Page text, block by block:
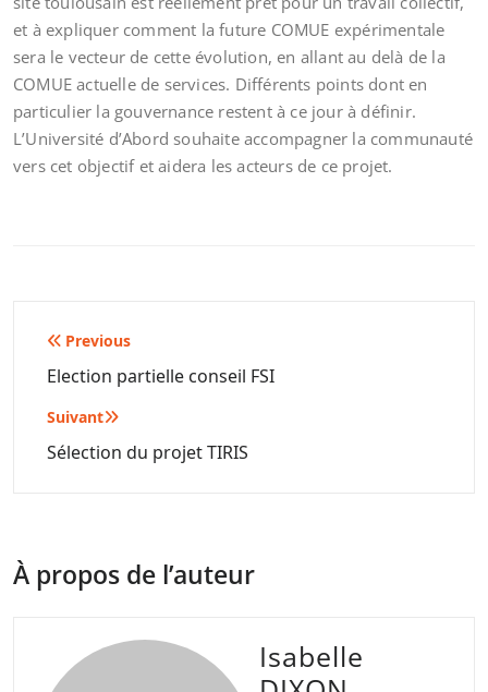
et à expliquer comment la future COMUE expérimentale
sera le vecteur de cette évolution, en allant au delà de la
COMUE actuelle de services. Différents points dont en
particulier la gouvernance restent à ce jour à définir.
L’Université d’Abord souhaite accompagner la communauté
vers cet objectif et aidera les acteurs de ce projet.
Navigation
de
l’article
Previous
Election partielle conseil FSI
Suivant
Sélection du projet TIRIS
À propos de l’auteur
Isabelle